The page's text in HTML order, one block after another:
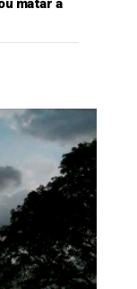
matar a